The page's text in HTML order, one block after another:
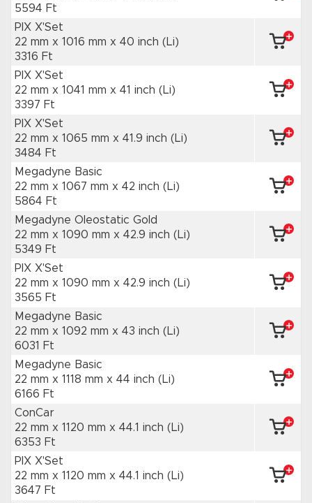
5594 Ft
PIX X'Set
22 mm x 1016 mm x 40 inch (Li)
3316 Ft
PIX X'Set
22 mm x 1041 mm x 41 inch (Li)
3397 Ft
PIX X'Set
22 mm x 1065 mm x 41.9 inch (Li)
3484 Ft
Megadyne Basic
22 mm x 1067 mm x 42 inch (Li)
5864 Ft
Megadyne Oleostatic Gold
22 mm x 1090 mm x 42.9 inch (Li)
5349 Ft
PIX X'Set
22 mm x 1090 mm x 42.9 inch (Li)
3565 Ft
Megadyne Basic
22 mm x 1092 mm x 43 inch (Li)
6031 Ft
Megadyne Basic
22 mm x 1118 mm x 44 inch (Li)
6166 Ft
ConCar
22 mm x 1120 mm x 44.1 inch (Li)
6353 Ft
PIX X'Set
22 mm x 1120 mm x 44.1 inch (Li)
3647 Ft